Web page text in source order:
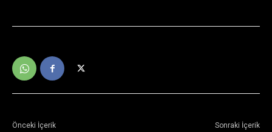
Önceki İçerik Sonraki İçerik